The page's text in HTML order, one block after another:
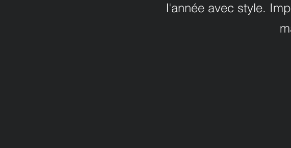
l'année avec style.